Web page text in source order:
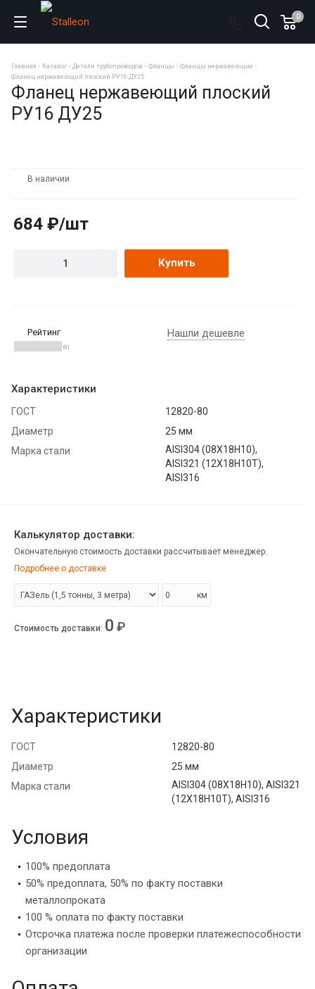
0
Главная Каталог Детали трубопроводов Фланцы
Фланцы нержавеющие
Фланец нержавеющий плоский РУ16 ДУ25
Фланец нержавеющий плоский
РУ16 ДУ25
В наличии
684 ₽/шт
Купить
Рейтинг
(0)
Нашли дешевле
Характеристики
ГОСТ
12820-80
Диаметр
25 мм
Марка стали
AISI304 (08Х18Н10),
AISI321 (12Х18Н10Т),
AISI316
Калькулятор доставки:
Окончательную стоимость доставки рассчитывает менеджер.
Подробнее о доставке
км
Стоимость доставки: 0 ₽
Характеристики
ГОСТ
12820-80
Диаметр
25 мм
Марка стали
AISI304 (08Х18Н10), AISI321
(12Х18Н10Т), AISI316
Условия
100% предоплата
50% предоплата, 50% по факту поставки
металлопроката
100 % оплата по факту поставки
Отсрочка платежа после проверки платежеспособности
организации